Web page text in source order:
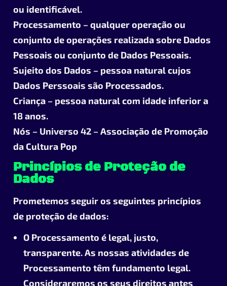
ou identificável.
Processamento – qualquer operação ou
conjunto de operações realizada sobre Dados
Pessoais ou conjunto de Dados Pessoais.
Sujeito dos Dados – pessoa natural cujos
Dados Perssoais são Processados.
Criança – pessoa natural com idade inferior a
18 anos.
Nós – Universo 42 – Associação de Promoção
da Cultura Pop
Princípios de Proteção de
Dados
Prometemos seguir os seguintes princípios
de proteção de dados:
O Processamento é legal, justo,
transparente. As nossas atividades de
Processamento têm fundamento legal.
Consideraremos os seus direitos antes